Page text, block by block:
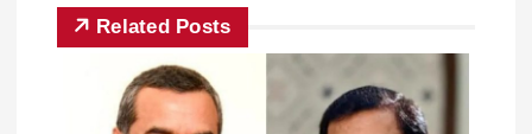
Related Posts